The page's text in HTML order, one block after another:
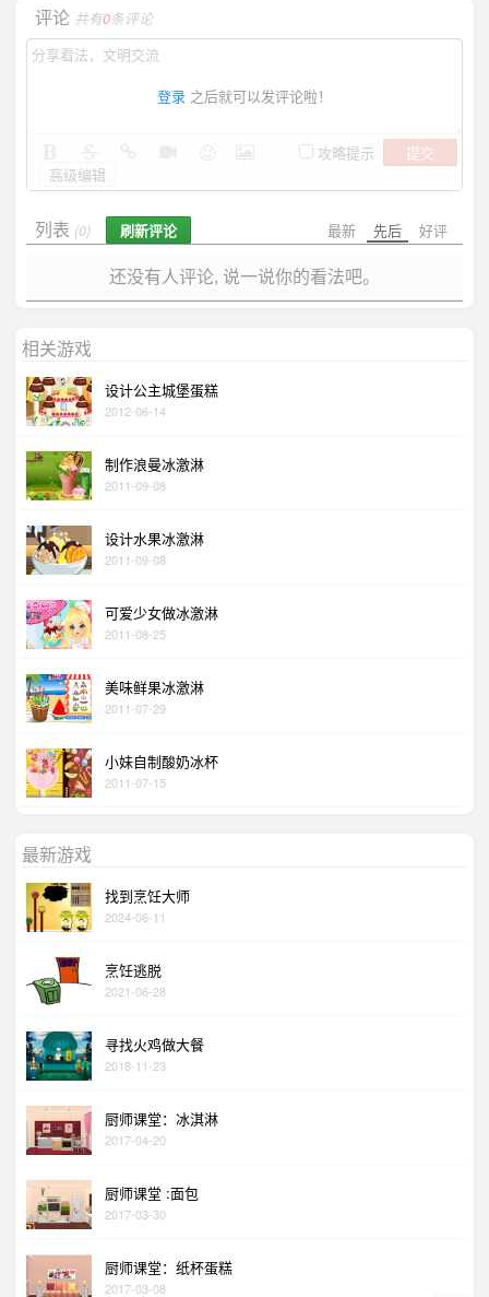
评论 共有0条评论
登录 之后就可以发评论啦！
攻略提示
提交
高级编辑
最新 先后 好评
列表 (0) 刷新评论
还没有人评论, 说一说你的看法吧。
相关游戏
设计公主城堡蛋糕
2012-06-14
制作浪曼冰激淋
2011-09-08
设计水果冰激淋
2011-09-08
可爱少女做冰激淋
2011-08-25
美味鲜果冰激淋
2011-07-29
小妹自制酸奶冰杯
2011-07-15
最新游戏
找到烹饪大师
2024-06-11
烹饪逃脱
2021-06-28
寻找火鸡做大餐
2018-11-23
厨师课堂：冰淇淋
2017-04-20
厨师课堂 :面包
2017-03-30
厨师课堂：纸杯蛋糕
2017-03-08